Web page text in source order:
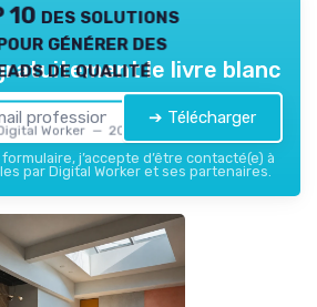
10 des solutions
générer des
de qualité
Worker — 2026
le livre blanc
➔ Télécharger
j’accepte d’être contacté(e) à
par Digital Worker et ses partenaires.